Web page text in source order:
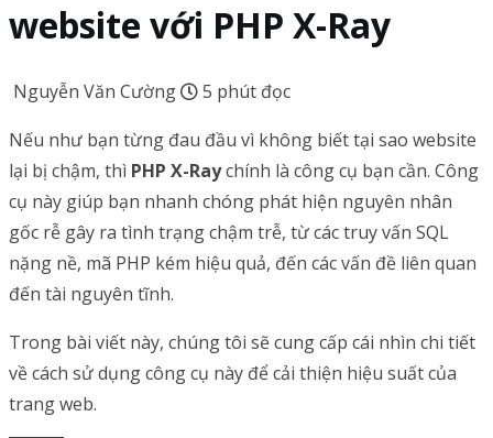
website với PHP X-Ray
Nguyễn Văn Cường
5 phút đọc
Nếu như bạn từng đau đầu vì không biết tại sao website
lại bị chậm, thì PHP X-Raychính là công cụ bạn cần. Công
cụ này giúp bạn nhanh chóng phát hiện nguyên nhân
gốc rễ gây ra tình trạng chậm trễ, từ các truy vấn SQL
nặng nề, mã PHP kém hiệu quả, đến các vấn đề liên quan
đến tài nguyên tĩnh.
Trong bài viết này, chúng tôi sẽ cung cấp cái nhìn chi tiết
về cách sử dụng công cụ này để cải thiện hiệu suất của
trang web.